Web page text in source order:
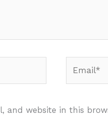
and website in this